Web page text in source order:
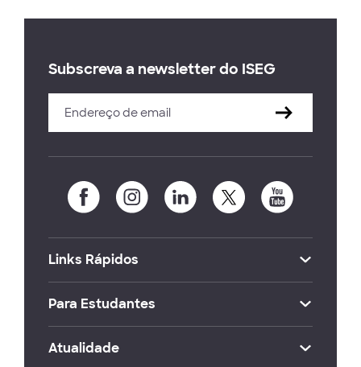
Subscreva a newsletter do ISEG
Links Rápidos
Para Estudantes
Atualidade